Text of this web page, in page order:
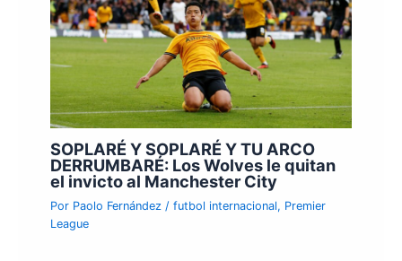
SOPLARÉ Y SOPLARÉ Y TU ARCO
DERRUMBARÉ: Los Wolves le quitan
el invicto al Manchester City
Por Paolo Fernández/futbol internacional, Premier
League